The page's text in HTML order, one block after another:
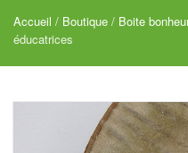
Accueil / Boutique / Boite
éducatrices